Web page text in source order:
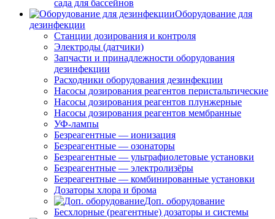
сада для бассейнов
Оборудование для
дезинфекции
Станции дозирования и контроля
Электроды (датчики)
Запчасти и принадлежности оборудования
дезинфекции
Расходники оборудования дезинфекции
Насосы дозирования реагентов перистальтические
Насосы дозирования реагентов плунжерные
Насосы дозирования реагентов мембранные
УФ-лампы
Безреагентные — ионизация
Безреагентные — озонаторы
Безреагентные — ультрафиолетовые установки
Безреагентные — электролизёры
Безреагентные — комбинированные установки
Дозаторы хлора и брома
Доп. оборудование
Бесхлорные (реагентные) дозаторы и системы